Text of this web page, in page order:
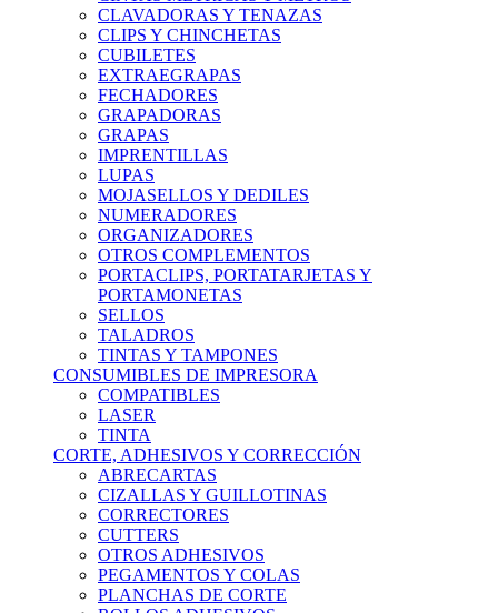
CLAVADORAS Y TENAZAS
CLIPS Y CHINCHETAS
CUBILETES
EXTRAEGRAPAS
FECHADORES
GRAPADORAS
GRAPAS
IMPRENTILLAS
LUPAS
MOJASELLOS Y DEDILES
NUMERADORES
ORGANIZADORES
OTROS COMPLEMENTOS
PORTACLIPS, PORTATARJETAS Y
PORTAMONETAS
SELLOS
TALADROS
TINTAS Y TAMPONES
CONSUMIBLES DE IMPRESORA
COMPATIBLES
LASER
TINTA
CORTE, ADHESIVOS Y CORRECCIÓN
ABRECARTAS
CIZALLAS Y GUILLOTINAS
CORRECTORES
CUTTERS
OTROS ADHESIVOS
PEGAMENTOS Y COLAS
PLANCHAS DE CORTE